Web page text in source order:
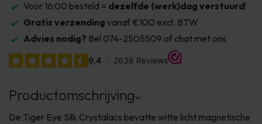
Voor 16:00 besteld = dezelfde (werk)dag verstuurd!
Gratis verzending vanaf €100 excl. BTW
Advies nodig? Bel 074-2505509 of chat met ons
Productomschrijving
De Tiger Eye Silk Crystalacs bevatte witte licht magnetische